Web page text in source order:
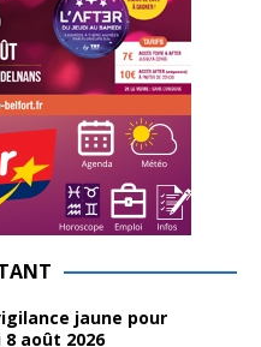
jaune pour
août 2026